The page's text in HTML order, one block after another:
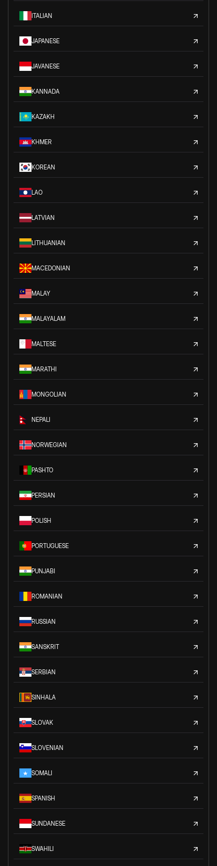
ITALIAN
JAPANESE
JAVANESE
KANNADA
KAZAKH
KHMER
KOREAN
LAO
LATVIAN
LITHUANIAN
MACEDONIAN
MALAY
MALAYALAM
MALTESE
MARATHI
MONGOLIAN
NEPALI
NORWEGIAN
PASHTO
PERSIAN
POLISH
PORTUGUESE
PUNJABI
ROMANIAN
RUSSIAN
SANSKRIT
SERBIAN
SINHALA
SLOVAK
SLOVENIAN
SOMALI
SPANISH
SUNDANESE
SWAHILI